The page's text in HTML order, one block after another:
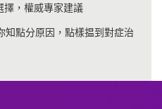
擇，權威專家建議
知點分原因，點樣揾到對症治